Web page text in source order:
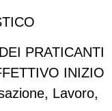
PRATICANTI
INIZIO
Lavoro,